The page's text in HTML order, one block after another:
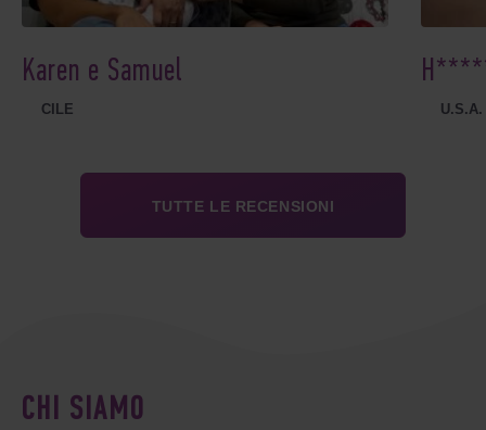
Karen e Samuel
CILE U.S.A.
TUTTE LE RECENSIONI
CHI SIAMO